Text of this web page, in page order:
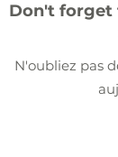
Don't forget
N'oubliez pas